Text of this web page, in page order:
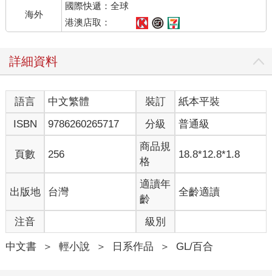
海外
國際快遞：全球
港澳店取：
詳細資料
語言 中文繁體 裝訂
紙本平裝
ISBN
9786260265717 分級 普通級
頁數 256
商品規
格
18.8*12.8*1.8
出版地 台灣
適讀年
齡
全齡適讀
注音 級別
中文書 ＞ 輕小說 ＞ 日系作品 ＞ GL/百合